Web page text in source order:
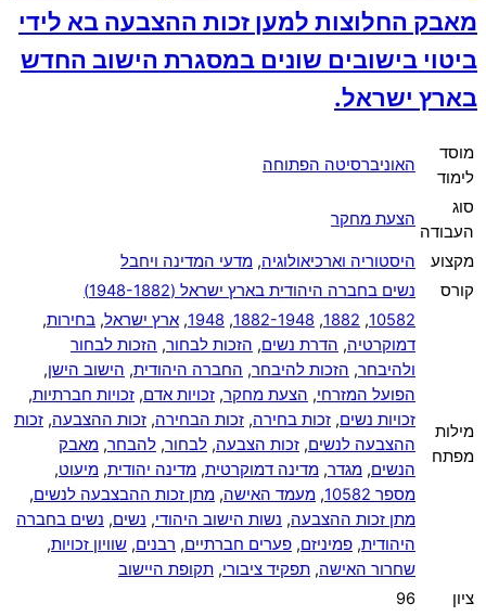
מאבק החלוצות למען זכות ההצבעה בא לידי
ביטוי בישובים שונים במסגרת הישוב החדש
בארץ ישראל.
מוסד
לימוד
האוניברסיטה הפתוחה
סוג
העבודה
הצעת מחקר
מקצוע היסטוריה וארכיאולוגיה, מדעי המדינה ויחבל
קורס
נשים בחברה היהודית בארץ ישראל (1948-1882)
מילות
מפתח
10582
,
1882
,
1882-1948
,
1948
, ארץ ישראל, בחירות,
דמוקרטיה, הדרת נשים, הזכות לבחור, הזכות לבחור
ולהיבחר, הזכות להיבחר, החברה היהודית, הישוב הישן,
הפועל המזרחי, הצעת מחקר, זכויות אדם, זכויות חברתיות,
זכויות נשים, זכות בחירה, זכות הבחירה, זכות ההצבעה, זכות
ההצבעה לנשים, זכות הצבעה, לבחור, להבחר, מאבק
הנשים, מגדר, מדינה דמוקרטית, מדינה יהודית, מיעוט,
מספר 10582
, מעמד האישה, מתן זכות ההבצבעה לנשים,
מתן זכות ההצבעה, נשות הישוב היהודי, נשים, נשים בחברה
היהודית, פמיניזם, פערים חברתיים, רבנים, שוויון זכויות,
שחרור האישה, תפקיד ציבורי, תקופת היישוב
ציון
96